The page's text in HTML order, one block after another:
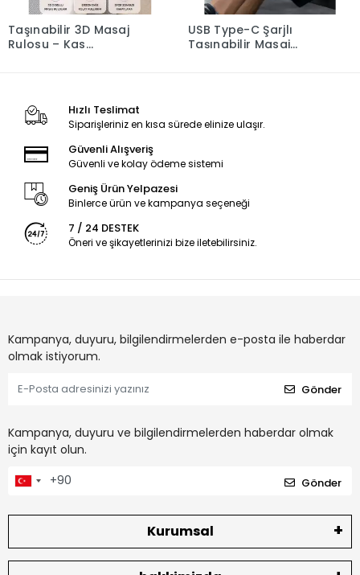
Taşınabilir 3D Masaj
Rulosu – Kas
USB Type-C Şarjlı
Taşınabilir Masaj
Hızlı Teslimat
Siparişleriniz en kısa sürede elinize ulaşır.
Güvenli Alışveriş
Güvenli ve kolay ödeme sistemi
Geniş Ürün Yelpazesi
Binlerce ürün ve kampanya seçeneği
7 / 24 DESTEK
Öneri ve şikayetlerinizi bize iletebilirsiniz.
Kampanya, duyuru, bilgilendirmelerden e-posta ile haberdar
olmak istiyorum.
Gönder
Kampanya, duyuru ve bilgilendirmelerden haberdar olmak
için kayıt olun.
Gönder
Kurumsal